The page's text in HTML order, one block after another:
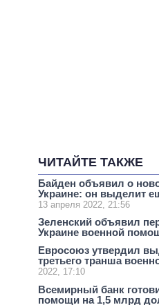
ЧИТАЙТЕ ТАКЖЕ
Байден объявил о
Украине: он выделит
13 апреля 2022, 21:56
Зеленский объявил
Украине военной
Евросоюз утвердил
третьего транша
2022, 17:10
Всемирный банк
помощи на 1,5 млрд